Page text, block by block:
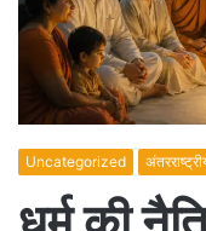
Uncategorized